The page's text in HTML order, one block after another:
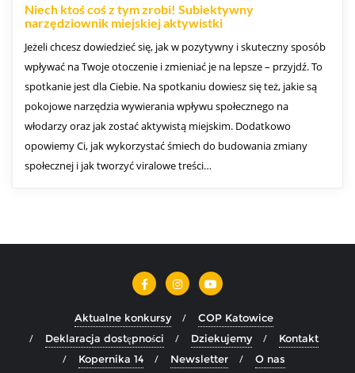
Niech ktoś coś z tym zrobi! Subiektywny
narzędziownik miejskiej aktywistki
Jeżeli chcesz dowiedzieć się, jak w pozytywny i skuteczny sposób
wpływać na Twoje otoczenie i zmieniać je na lepsze – przyjdź. To
spotkanie jest dla Ciebie. Na spotkaniu dowiesz się też, jakie są
pokojowe narzędzia wywierania wpływu społecznego na
włodarzy oraz jak zostać aktywistą miejskim. Dodatkowo
opowiemy Ci, jak wykorzystać śmiech do budowania zmiany
społecznej i jak tworzyć viralowe treści…
Aktualne konkursy
COP Katowice
Deklaracja dostępności
Dziekujemy
Kontakt
Kopernika 14
Newsletter
O nas